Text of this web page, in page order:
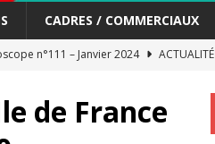
CADRES / COMMERCIAUX
n°111 – Janvier 2024
ACTUALITÉ
de France